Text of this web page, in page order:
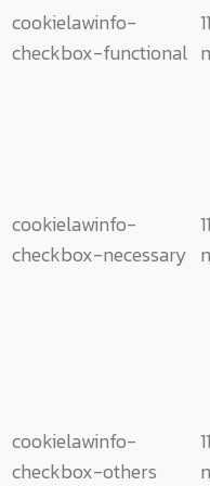
cookielawinfo-
checkbox-functional
11
cookielawinfo-
checkbox-necessary
11
cookielawinfo-
checkbox-others
11